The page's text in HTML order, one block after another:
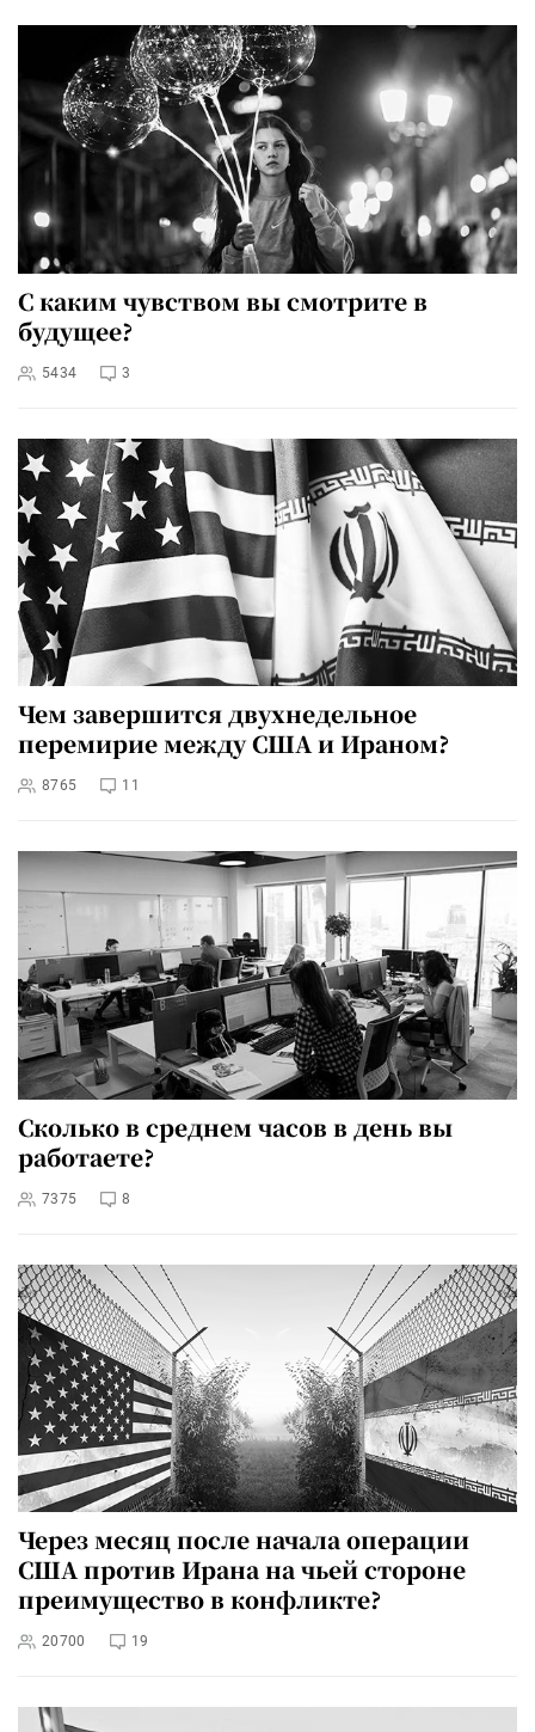
С каким чувством вы смотрите в
будущее?
5434 3
Чем завершится двухнедельное
перемирие между США и Ираном?
8765 11
Сколько в среднем часов в день вы
работаете?
7375 8
Через месяц после начала операции
США против Ирана на чьей стороне
преимущество в конфликте?
20700 19